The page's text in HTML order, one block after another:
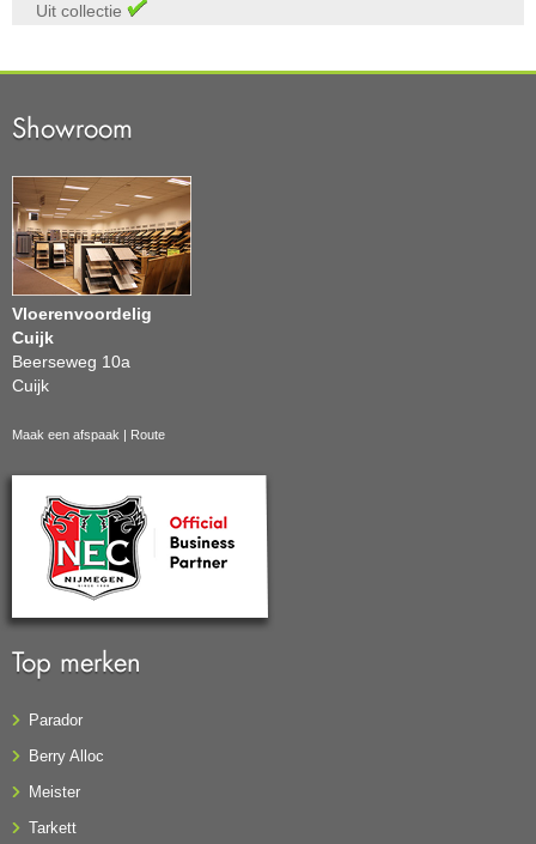
Uit collectie
Showroom
Vloerenvoordelig
Cuijk
Beerseweg 10a
Cuijk
Maak een afspaak Route
Top merken
Parador
Berry Alloc
Meister
Tarkett